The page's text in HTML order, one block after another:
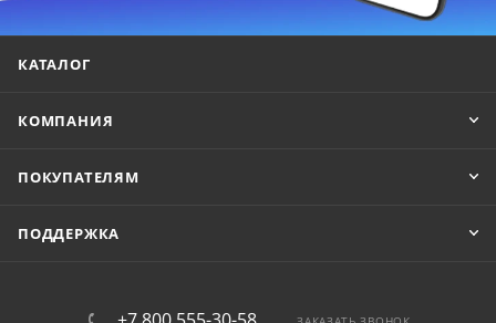
КАТАЛОГ
КОМПАНИЯ
ПОКУПАТЕЛЯМ
ПОДДЕРЖКА